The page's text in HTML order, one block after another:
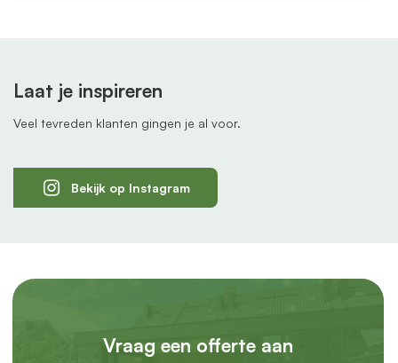
Laat je inspireren
Veel tevreden klanten gingen je al voor.
Bekijk op Instagram
Vraag een offerte aan